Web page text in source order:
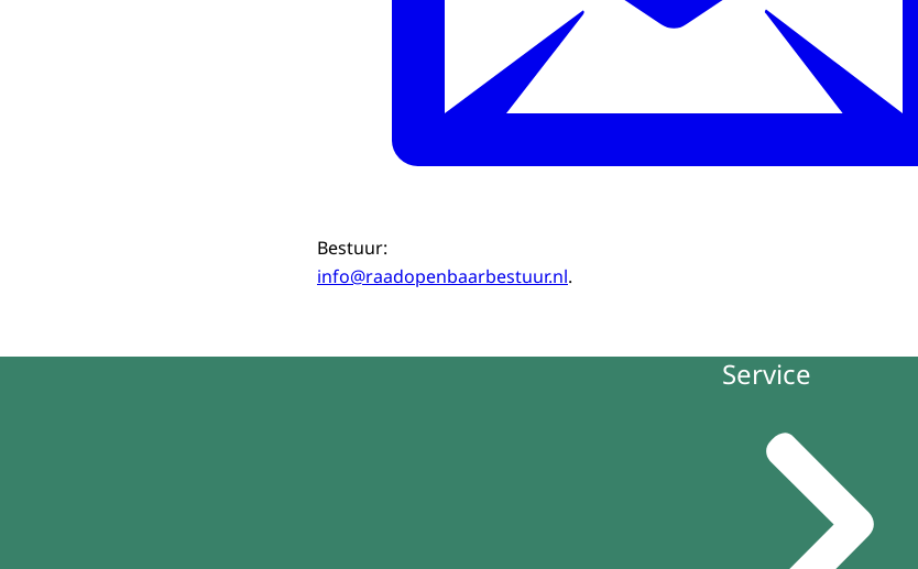
Bestuur:
info@raadopenbaarbestuur.nl.
Service